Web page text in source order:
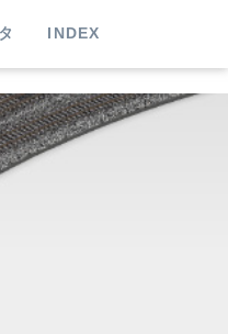
INDEX